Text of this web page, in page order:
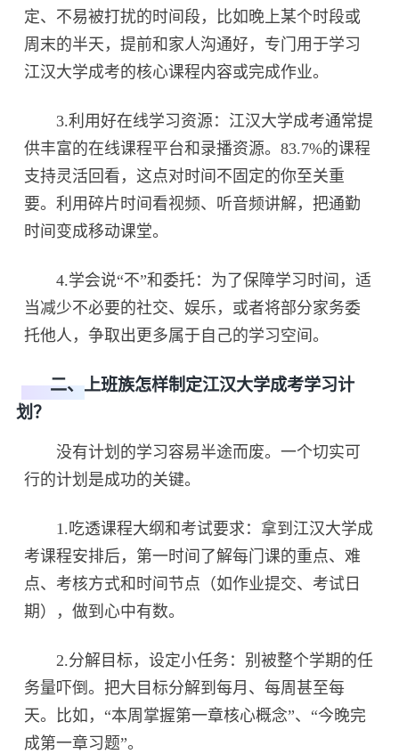
定、不易被打扰的时间段，比如晚上某个时段或
周末的半天，提前和家人沟通好，专门用于学习
江汉大学成考的核心课程内容或完成作业。
3.利用好在线学习资源：江汉大学成考通常提
供丰富的在线课程平台和录播资源。83.7%的课程
支持灵活回看，这点对时间不固定的你至关重
要。利用碎片时间看视频、听音频讲解，把通勤
时间变成移动课堂。
4.学会说“不”和委托：为了保障学习时间，适
当减少不必要的社交、娱乐，或者将部分家务委
托他人，争取出更多属于自己的学习空间。
二、上班族怎样制定江汉大学成考学习计
划？
没有计划的学习容易半途而废。一个切实可
行的计划是成功的关键。
1.吃透课程大纲和考试要求：拿到江汉大学成
考课程安排后，第一时间了解每门课的重点、难
点、考核方式和时间节点（如作业提交、考试日
期），做到心中有数。
2.分解目标，设定小任务：别被整个学期的任
务量吓倒。把大目标分解到每月、每周甚至每
天。比如，“本周掌握第一章核心概念”、“今晚完
成第一章习题”。